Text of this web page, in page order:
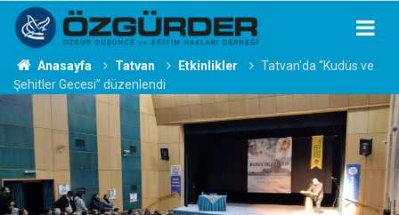
Anasayfa Tatvan Etkinlikler
Tatvan'da “Kudüs ve
Şehitler Gecesi” düzenlendi